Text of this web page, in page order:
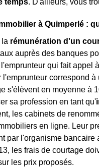
temps. D'ailleurs, vous
à Quimperlé :
rémunération d'un
auprès des banques
qui fait appel
l'emprunteur correspond à
s'élèvent en moyenne à
sa profession en tant qu'
les cabinets de
en ligne. Leur
par l'organisme
les frais de courtage
les prix proposés.